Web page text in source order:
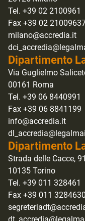
Tel. +39 02 2100961
Fax +39 02
milano@accredia.it
Dipartimento
Via Guglielmo
00161 Roma
Tel. +39 06 8440991
Fax +39 06 8841199
info@accredia.it
Dipartimento
Strada delle Cacce, 91
10135 Torino
Tel. +39 011 328461
Fax +39 011 3284630